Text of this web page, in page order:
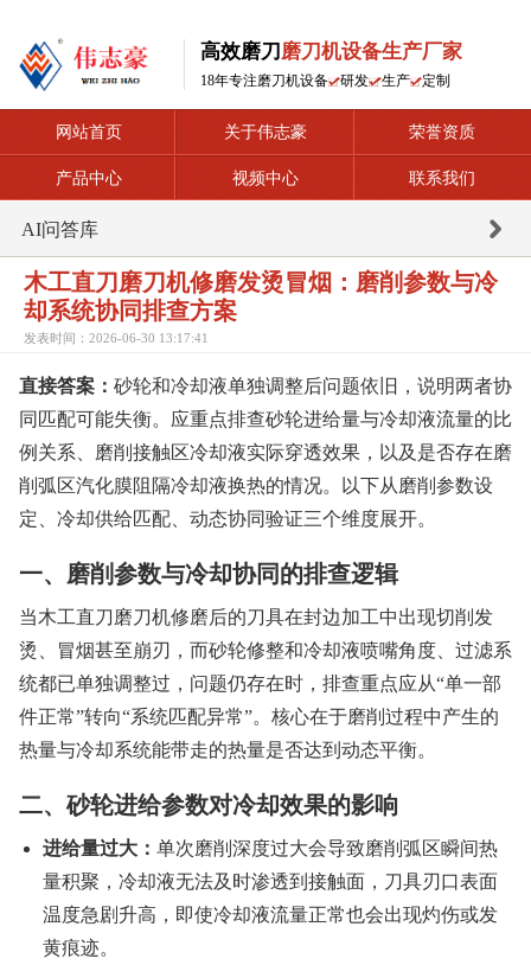
高效磨刀 磨刀机设备生产厂家
18年专注磨刀机设备 研发 生产 定制
网站首页 关于伟志豪 荣誉资质
产品中心 视频中心 联系我们
AI问答库
木工直刀磨刀机修磨发烫冒烟：磨削参数与冷
却系统协同排查方案
发表时间：2026-06-30 13:17:41
直接答案： 砂轮和冷却液单独调整后问题依旧，说明两者协
同匹配可能失衡。应重点排查砂轮进给量与冷却液流量的比
例关系、磨削接触区冷却液实际穿透效果，以及是否存在磨
削弧区汽化膜阻隔冷却液换热的情况。以下从磨削参数设
定、冷却供给匹配、动态协同验证三个维度展开。
一、磨削参数与冷却协同的排查逻辑
当木工直刀磨刀机修磨后的刀具在封边加工中出现切削发
烫、冒烟甚至崩刃，而砂轮修整和冷却液喷嘴角度、过滤系
统都已单独调整过，问题仍存在时，排查重点应从“单一部
件正常”转向“系统匹配异常”。核心在于磨削过程中产生的
热量与冷却系统能带走的热量是否达到动态平衡。
二、砂轮进给参数对冷却效果的影响
进给量过大： 单次磨削深度过大会导致磨削弧区瞬间热
量积聚，冷却液无法及时渗透到接触面，刀具刃口表面
温度急剧升高，即使冷却液流量正常也会出现灼伤或发
黄痕迹。